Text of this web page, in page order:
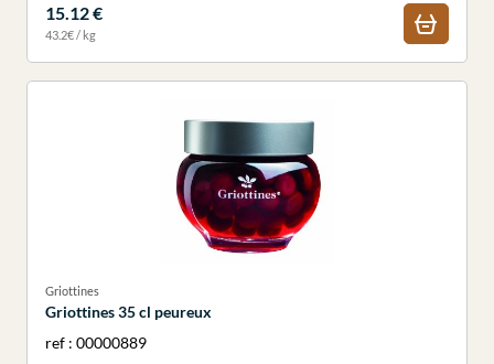
15.12 €
43.2€ / kg
Griottines
Griottines 35 cl peureux
ref : 00000889